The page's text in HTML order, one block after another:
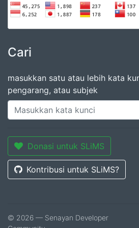
Cari
masukkan satu atau lebih kata
pengarang, atau subjek
Donasi untuk SLiMS
Kontribusi untuk SLiMS?
© 2026 — Senayan Developer